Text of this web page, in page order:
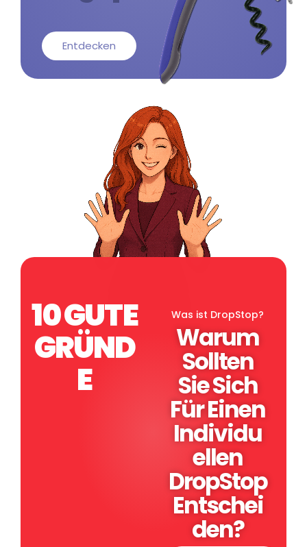
Entdecken
10GUTE
GRÜND
E
Was ist DropStop?
Warum
Sollten
Sie Sich
Für Einen
Individu
Ellen
DropStop
Entschei
Den?